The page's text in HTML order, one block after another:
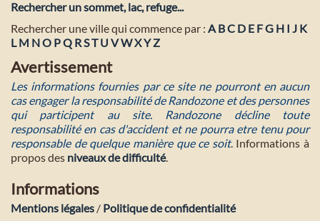
Rechercher un sommet, lac, refuge...
Rechercher une ville qui commence par : A BC D E FG H I J K
L M NO PQ R ST U VWXY Z
Avertissement
Les informations fournies par ce site ne pourront en aucun
cas engager la responsabilité de Randozone et des personnes
qui participent au site. Randozone décline toute
responsabilité en cas d'accident et ne pourra etre tenu pour
responsable de quelque manière que ce soit. Informations à
propos des niveaux de difficulté.
Informations
Mentions légales / Politique de confidentialité